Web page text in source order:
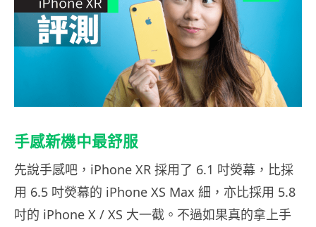
手感新機中最舒服
先說手感吧，iPhone XR 採用了 6.1 吋熒幕，比採
用 6.5 吋熒幕的 iPhone XS Max 細，亦比採用 5.8
吋的 iPhone X / XS 大一截。不過如果真的拿上手